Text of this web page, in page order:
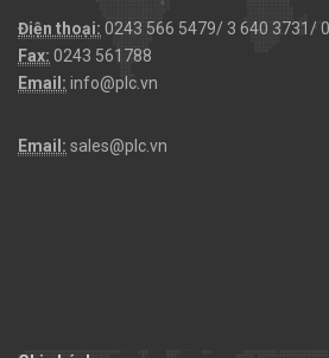
Điện thoại: 0243 566 5479/ 3 640 3731/
Fax: 0243 561788
Email: info@plc.vn
Email: sales@plc.vn